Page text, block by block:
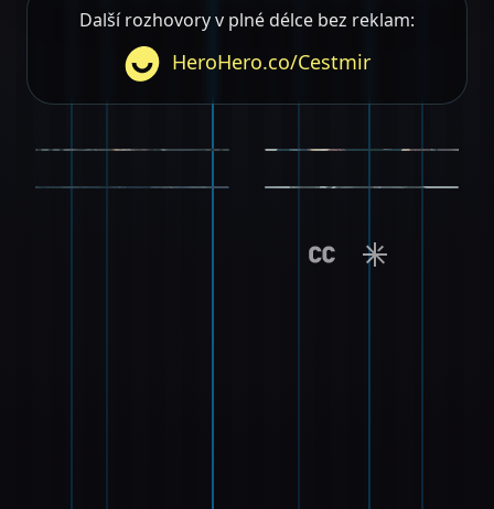
Další rozhovory v plné délce bez reklam:
HeroHero.co/Cestmir